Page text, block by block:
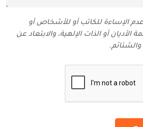
الإساءة للكاتب أو للأشخاص أو
أو الذات الإلهية، والابتعاد عن